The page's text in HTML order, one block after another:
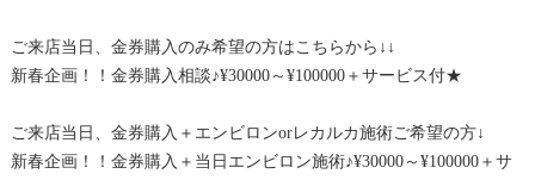
ご来店当日、金券購入のみ希望の方はこちらから↓↓
新春企画！！金券購入相談♪¥30000～¥100000＋サービス付★
ご来店当日、金券購入＋エンビロンorレカルカ施術ご希望の方↓
新春企画！！金券購入＋当日エンビロン施術♪¥30000～¥100000＋サ